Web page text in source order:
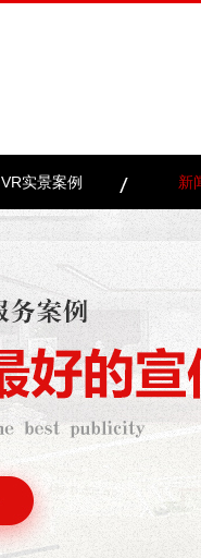
VR实景案例 新